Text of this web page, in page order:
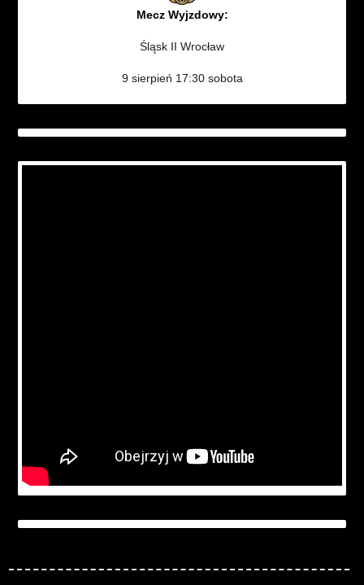
Mecz Wyjzdowy:
Śląsk II Wrocław
9 sierpień 17:30 sobota